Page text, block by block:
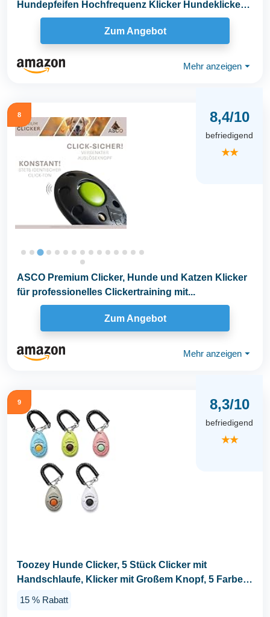
Hundepfeifen Hochfrequenz Klicker Hundeklicker
Set Clicker...
Zum Angebot
Mehr anzeigen ⏷
8 8,4/10
befriedigend
★★
ASCO Premium Clicker, Hunde und Katzen Klicker
für professionelles Clickertraining mit...
Zum Angebot
Mehr anzeigen ⏷
9 8,3/10
befriedigend
★★
Toozey Hunde Clicker, 5 Stück Clicker mit
Handschlaufe, Klicker mit Großem Knopf, 5 Farben,
15 % Rabatt